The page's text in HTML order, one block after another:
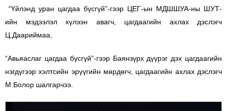
“Үйлэнд уран цагдаа бүсгүй”-гээр ЦЕГ-ын МДШШУА-ны ШУТ-
ийн мэдээлэл хүлээн авагч, цагдаагийн ахлах дэслэгч
Ц.Даариймаа,
“Авьяаслаг цагдаа бүсгүй”-гээр Баянзүрх дүүрэг дэх цагдаагийн
нэгдүгээр хэлтсийн эрүүгийн мөрдөгч, цагдаагийн ахлах дэслэгч
М.Болор шалгарчээ.